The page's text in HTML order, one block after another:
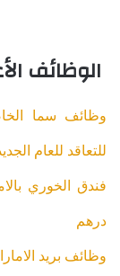
الوظائف
وظائف سما
للتعاقد للعام
درهم
وظائف بريد الامارات 2021 بمرتبات مجزية